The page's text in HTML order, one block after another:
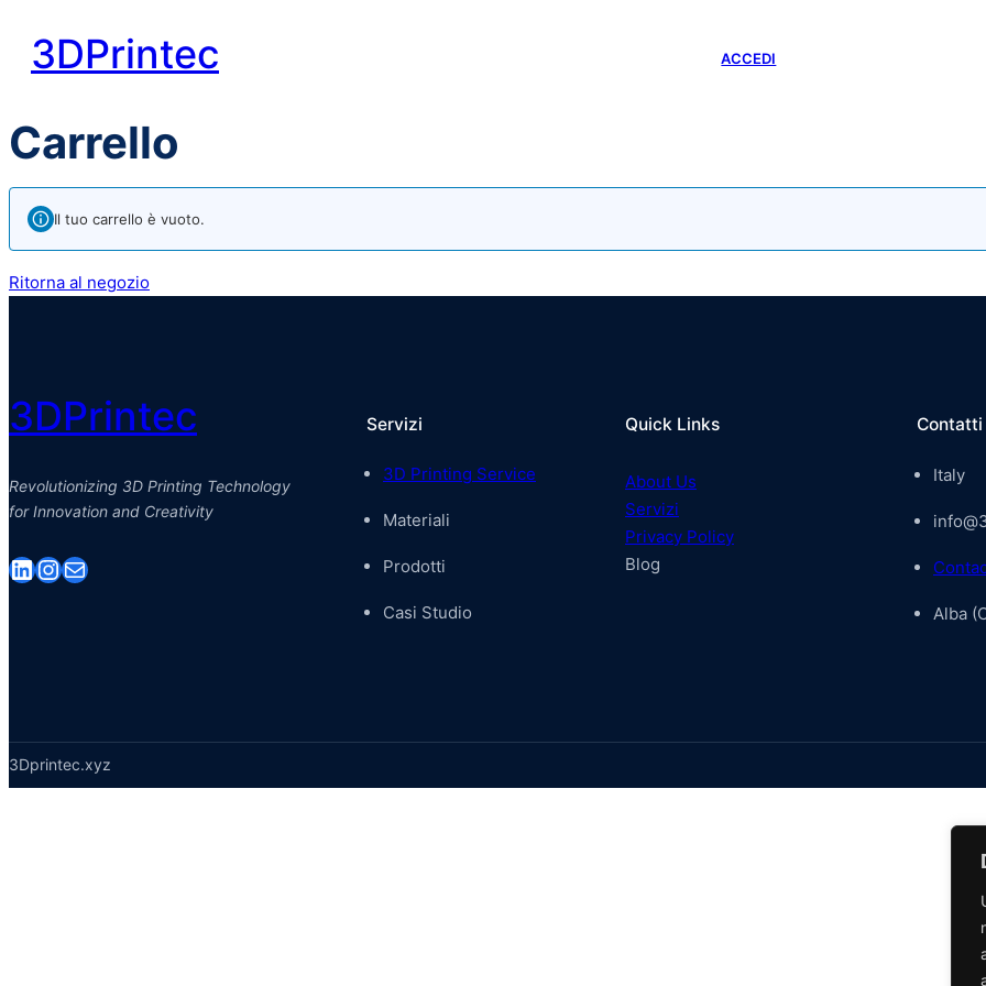
3DPrintec ACCEDI
Carrello
Il tuo carrello è vuoto.
Ritorna al negozio
3DPrintec
Revolutionizing 3D Printing Technology
for Innovation and Creativity
LinkedIn InstagramEmail
Servizi
3D Printing Service
Materiali
Prodotti
Casi Studio
Quick Links
About Us
Servizi
Privacy Policy
Blog
Contatti
Italy
Alba
3Dprintec.xyz